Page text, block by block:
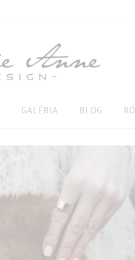
GALÉRIA BLOG